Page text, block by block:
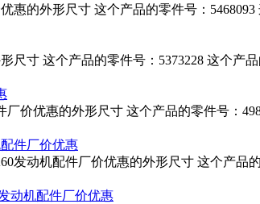
惠的外形尺寸 这个产品的零件号：
尺寸 这个产品的零件号：5373228 这个产
厂价优惠的外形尺寸 这个产品的零件号：
件厂价优惠
发动机配件厂价优惠的外形尺寸 这个产品
动机配件厂价优惠